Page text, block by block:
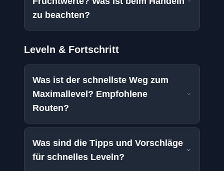
zu beachten?
Leveln & Fortschritt
Was ist der schnellste Weg zum
Maximallevel? Empfohlene
Routen?
Was sind die Tipps und Vorschläge
für schnelles Leveln?